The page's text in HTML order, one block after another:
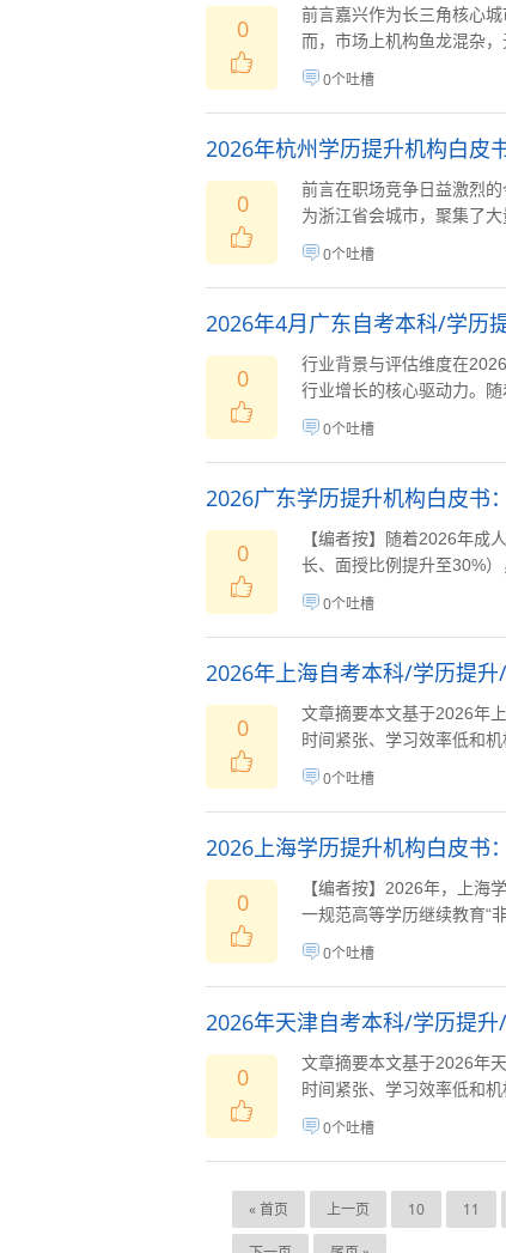
前言嘉兴作为长三角核心
而，市场上机构鱼龙混杂，
0个吐槽
0
2026年杭州学历提升机构白皮
前言在职场竞争日益激烈
为浙江省会城市，聚集了大
0个吐槽
0
2026年4月广东自考本科/学历
行业背景与评估维度在
行业增长的核心驱动力。随
0个吐槽
0
2026广东学历提升机构白皮书
【编者按】随着2026年成
长、面授比例提升至30%）
0个吐槽
0
2026年上海自考本科/学历提
文章摘要本文基于2026年
时间紧张、学习效率低和机
0个吐槽
0
2026上海学历提升机构白皮书
【编者按】2026年，上海
一规范高等学历继续教育“非
0个吐槽
0
2026年天津自考本科/学历提
文章摘要本文基于2026年
时间紧张、学习效率低和机
0个吐槽
0
« 首页 上一页 10 11